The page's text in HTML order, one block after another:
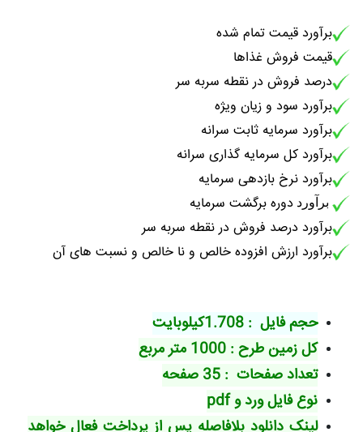
برآورد قیمت تمام شده
قیمت فروش غذاها
درصد فروش در نقطه سربه سر
برآورد سود و زیان ویژه
برآورد سرمایه ثابت سرانه
برآورد کل سرمایه گذاری سرانه
برآورد نرخ بازدهی سرمایه
برآورد دوره برگشت سرمایه
برآورد درصد فروش در نقطه سربه سر
برآورد ارزش افزوده خالص و نا خالص و نسبت های آن
حجم فایل : 1.708کیلوبایت
کل زمین طرح : 1000 متر مربع
تعداد صفحات : 35 صفحه
نوع فایل ورد و pdf
لینک دانلود بلافاصله پس از پرداخت فعال خواهد